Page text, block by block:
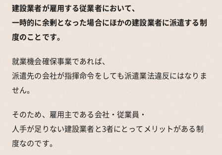
建設業者が雇用する従業者において、
一時的に余剰となった場合にほかの建設業者に派遣する制
度のことです。
就業機会確保事業であれば、
派遣先の会社が指揮命令をしても派遣業法違反にはなりま
せん。
そのため、雇用主である会社・従業員・
人手が足りない建設業者と3者にとってメリットがある制
度なのです。